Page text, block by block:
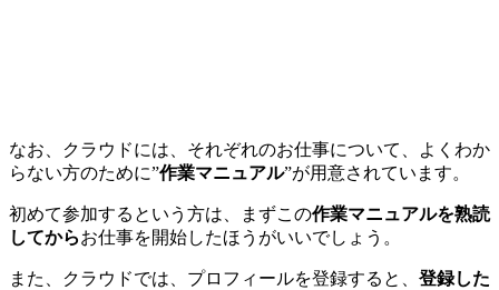
なお、クラウドには、それぞれのお仕事について、よくわか
らない方のために”作業マニュアル”が用意されています。
初めて参加するという方は、まずこの作業マニュアルを熟読
してからお仕事を開始したほうがいいでしょう。
また、クラウドでは、プロフィールを登録すると、 登録した